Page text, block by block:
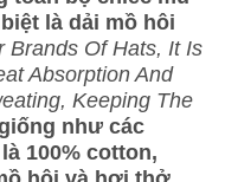
là dải mồ hôi
Brands Of Hats, It Is
Absorption And
Keeping The
như các
100% cotton,